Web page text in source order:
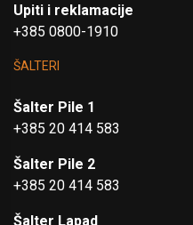
Upiti i reklamacije
+385 0800-1910
ŠALTERI
Šalter Pile 1
+385 20 414 583
Šalter Pile 2
+385 20 414 583
Šalter Lapad